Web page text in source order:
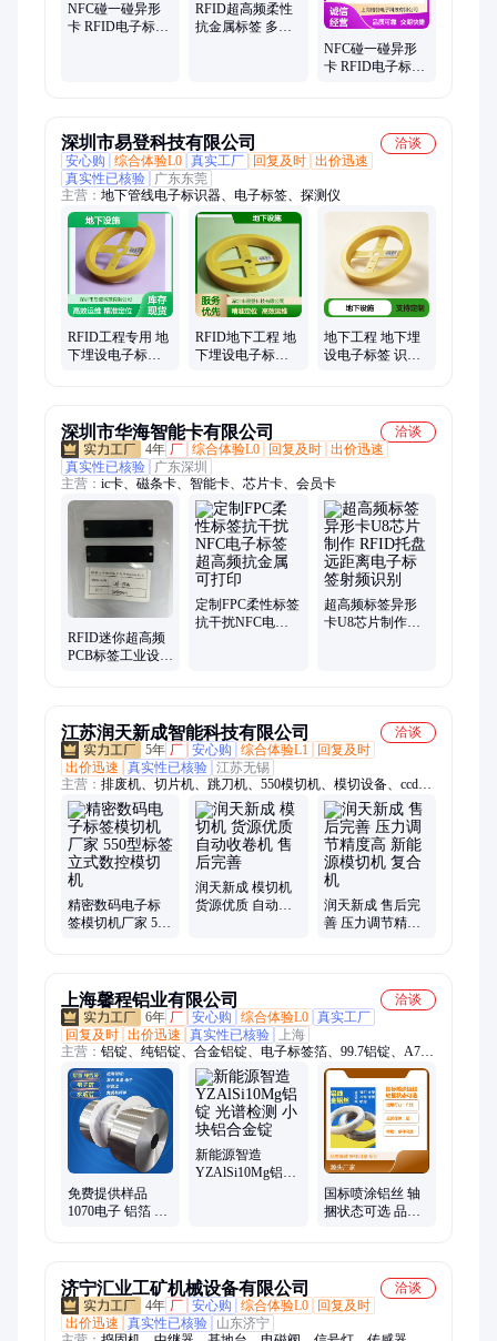
NFC碰一碰异形
卡 RFID电子标签
RFID超高频柔性
抗金属标签 多行
NFC碰一碰异形
卡 RFID电子标签
深圳市易登科技有限公司
洽谈
安心购
综合体验L0 真实工厂 回复及时 出价迅速
真实性已核验
广东东莞
主营： 地下管线电子标识器、电子标签、探测仪
RFID工程专用 地
下埋设电子标签
RFID地下工程 地
下埋设电子标签
地下工程 地下埋
设电子标签 识别
深圳市华海智能卡有限公司
洽谈
4年 厂 综合体验L0 回复及时 出价迅速
真实性已核验
广东深圳
主营： ic卡、磁条卡、智能卡、芯片卡、会员卡
RFID迷你超高频
PCB标签工业设备
定制FPC柔性标签
抗干扰NFC电子
超高频标签异形
卡U8芯片制作
江苏润天新成智能科技有限公司
洽谈
5年 厂 安心购 综合体验L1
回复及时
出价迅速
真实性已核验 江苏无锡
主营： 排废机、切片机、跳刀机、550模切机、模切设备、ccd复
合机、精密模切机、片材复合机、覆膜贴片机、全自动贴合机、
多工位贴合机、防震泡棉模切、多层复合设备、超声波焊接机、
光学薄膜贴合机、精密多层复合机、多层材料复合机、模切机、
全自动模切机、圆刀模切机、多工位圆刀模切机、视觉检测机、
多工位模切机、圆刀复合机
精密数码电子标
签模切机厂家 550
润天新成 模切机
货源优质 自动收
润天新成 售后完
善 压力调节精度
上海馨程铝业有限公司
洽谈
6年 厂 安心购 综合体验L0 真实工厂
回复及时 出价迅速 真实性已核验
上海
主营： 铝锭、纯铝锭、合金铝锭、电子标签箔、99.7铝锭、A7铝
锭、AlSi10Mg铝锭、AlSi10MgMn铝锭、铝带、纯铝带、变压器
铝带、锌锭、铝丝、铝线、铝箔、纯铝箔、8011铝箔、1060铝
箔、锂电池铝箔、电子铝箔、纯锌锭、铝棒、研磨铝棒、喷涂铝
丝、喷涂铝线、99.99铝丝
免费提供样品
1070电子 铝箔 精
新能源智造
YZAlSi10Mg铝锭
国标喷涂铝丝 轴
捆状态可选 品质
济宁汇业工矿机械设备有限公司
洽谈
4年 厂 安心购 综合体验L0
回复及时
出价迅速
真实性已核验
山东济宁